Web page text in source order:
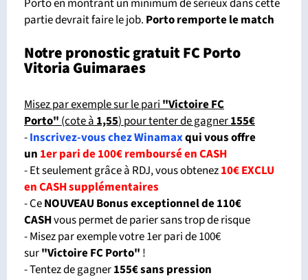
Porto en montrant un minimum de sérieux dans cette
partie devrait faire le job. Porto remporte le match
Notre pronostic gratuit FC Porto
Vitoria Guimaraes
Misez par exemple sur le pari"Victoire FC
Porto"(cote à1,55) pour tenter de gagner155€
-Inscrivez-vous chez Winamaxqui vous offre
un 1er pari de 100€ remboursé en CASH
- Et seulement grâce à RDJ, vous obtenez10€ EXCLU
en CASH supplémentaires
- CeNOUVEAU Bonus exceptionnel de 110€
CASHvous permet de parier sans trop de risque
- Misez par exemple votre 1er pari de 100€
sur"Victoire FC Porto" !
- Tentez de gagner155€ sans pression